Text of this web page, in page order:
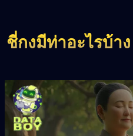
ชี่กงมีท่าอะไรบ้า